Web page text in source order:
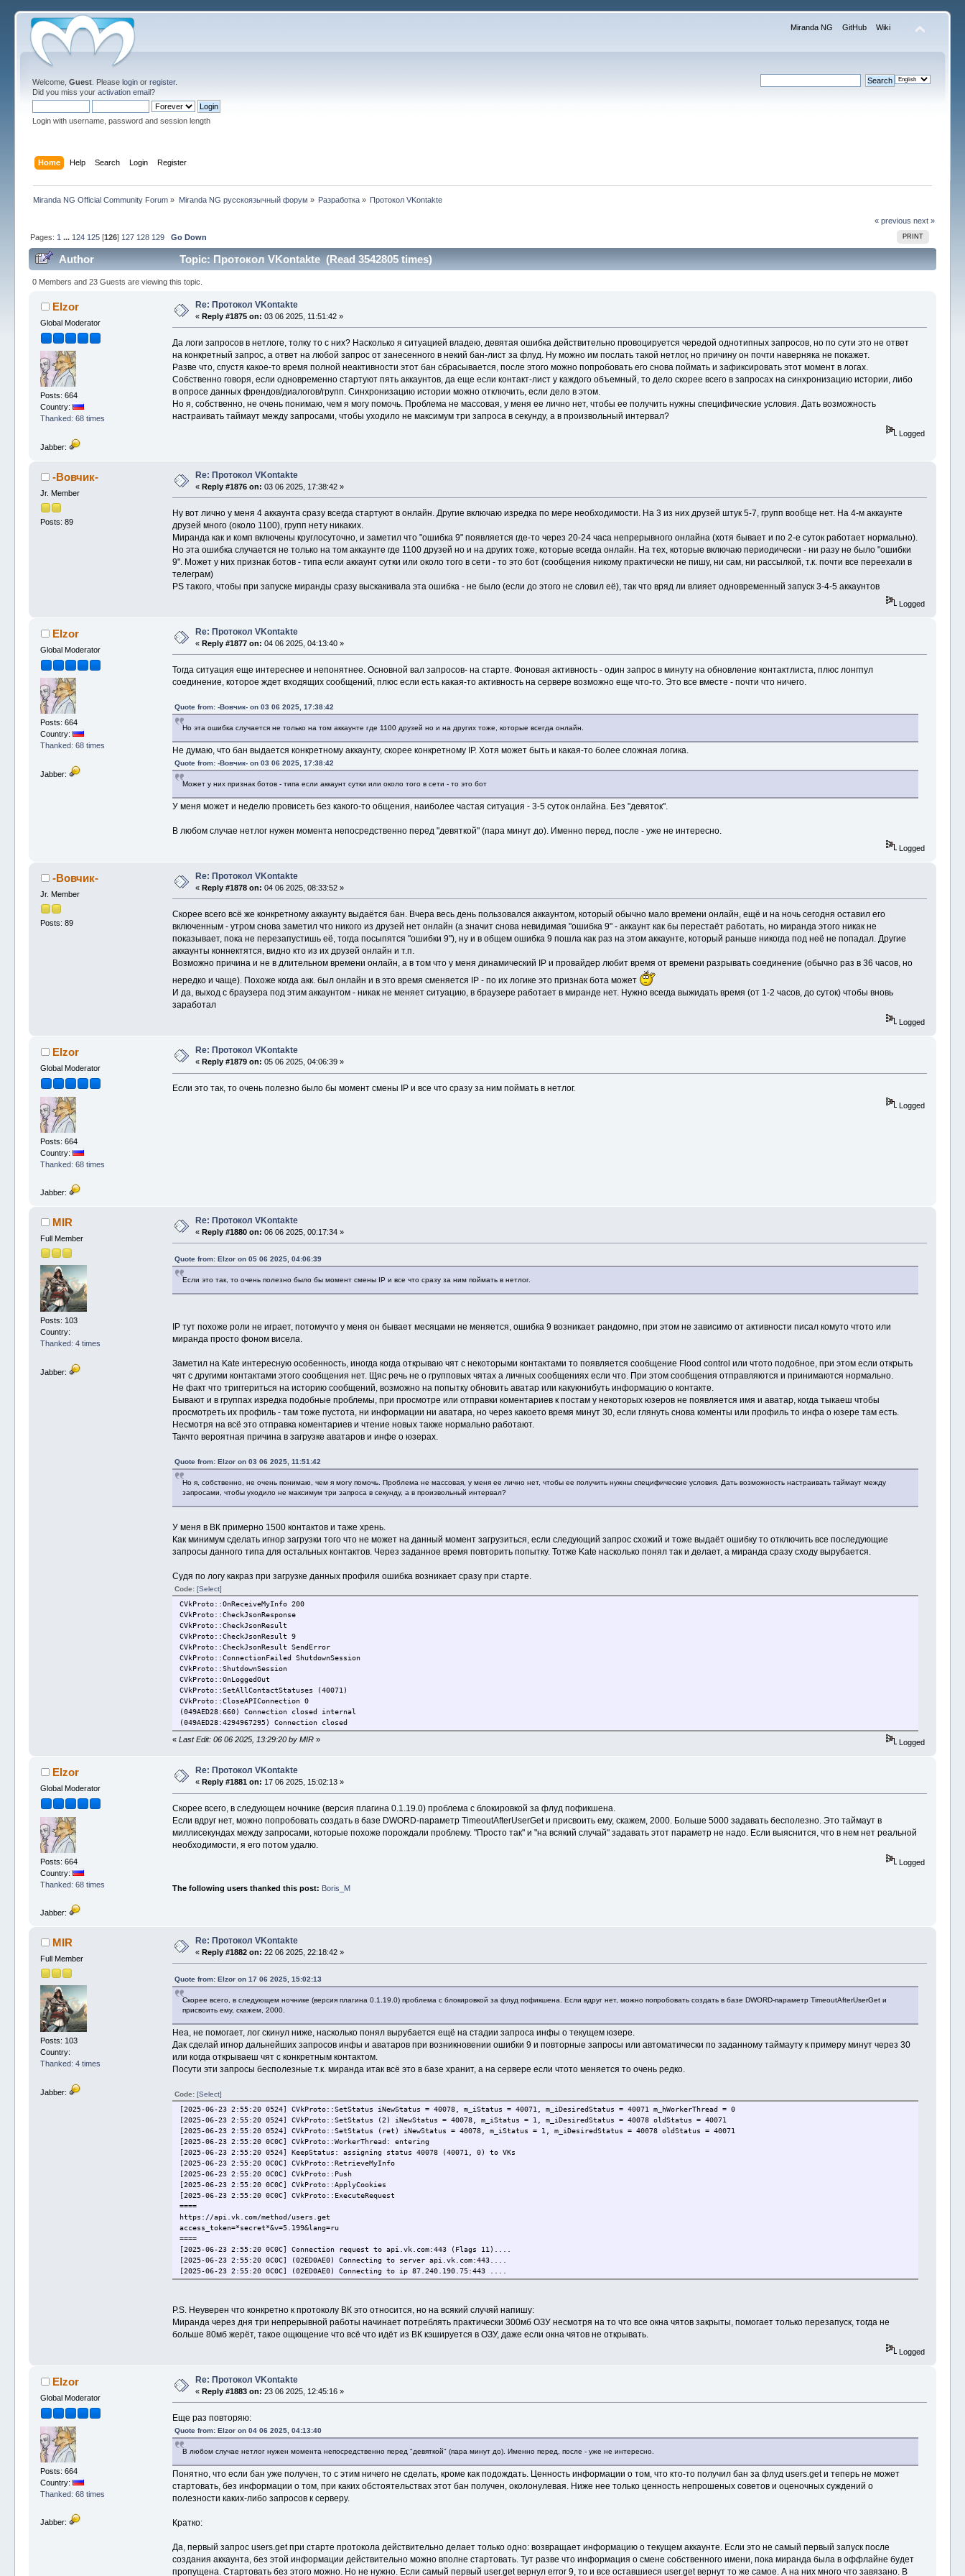
Miranda NG GitHub Wiki
Welcome,Guest . Pleaselogin orregister.
Did you miss youractivation email?
Login with username, password and session length
Home Help Search Login Register
Miranda NG Official Community Forum » Miranda NG русскоязычный форум » Разработка » Протокол VKontakte
« previous next »
PRINT
Pages: 1 ... 124 125 [126] 127 128 129 Go Down
Author Topic: Протокол VKontakte (Read 3542805 times)
0 Members and 23 Guests are viewing this topic.
Elzor
Global Moderator
Posts: 664
Country:
Thanked: 68 times
Jabber:
Re: Протокол VKontakte
«Reply #1875 on: 03 06 2025, 11:51:42 »
Да логи запросов в нетлоге, толку то с них? Насколько я ситуацией владею, девятая ошибка действительно провоцируется чередой однотипных запросов, но по сути это не ответ
на конкретный запрос, а ответ на любой запрос от занесенного в некий бан-лист за флуд. Ну можно им послать такой нетлог, но причину он почти наверняка не покажет.
Разве что, спустя какое-то время полной неактивности этот бан сбрасывается, после этого можно попробовать его снова поймать и зафиксировать этот момент в логах.
Собственно говоря, если одновременно стартуют пять аккаунтов, да еще если контакт-лист у каждого объемный, то дело скорее всего в запросах на синхронизацию истории, либо
в опросе данных френдов/диалогов/групп. Синхронизацию истории можно отключить, если дело в этом.
Но я, собственно, не очень понимаю, чем я могу помочь. Проблема не массовая, у меня ее лично нет, чтобы ее получить нужны специфические условия. Дать возможность
настраивать таймаут между запросами, чтобы уходило не максимум три запроса в секунду, а в произвольный интервал?
Logged
-Вовчик-
Jr. Member
Posts: 89
Re: Протокол VKontakte
«Reply #1876 on: 03 06 2025, 17:38:42 »
Ну вот лично у меня 4 аккаунта сразу всегда стартуют в онлайн. Другие включаю изредка по мере необходимости. На 3 из них друзей штук 5-7, групп вообще нет. На 4-м аккаунте
друзей много (около 1100), групп нету никаких.
Миранда как и комп включены круглосуточно, и заметил что "ошибка 9" появляется где-то через 20-24 часа непрерывного онлайна (хотя бывает и по 2-е суток работает нормально).
Но эта ошибка случается не только на том аккаунте где 1100 друзей но и на других тоже, которые всегда онлайн. На тех, которые включаю периодически - ни разу не было "ошибки
9". Может у них признак ботов - типа если аккаунт сутки или около того в сети - то это бот (сообщения никому практически не пишу, ни сам, ни рассылкой, т.к. почти все переехали в
телеграм)
PS такого, чтобы при запуске миранды сразу выскакивала эта ошибка - не было (если до этого не словил её), так что вряд ли влияет одновременный запуск 3-4-5 аккаунтов
Logged
Elzor
Global Moderator
Posts: 664
Country:
Thanked: 68 times
Jabber:
Re: Протокол VKontakte
«Reply #1877 on: 04 06 2025, 04:13:40 »
Тогда ситуация еще интереснее и непонятнее. Основной вал запросов- на старте. Фоновая активность - один запрос в минуту на обновление контактлиста, плюс лонгпул
соединение, которое ждет входящих сообщений, плюс если есть какая-то активность на сервере возможно еще что-то. Это все вместе - почти что ничего.
Quote from: -Вовчик- on 03 06 2025, 17:38:42
Но эта ошибка случается не только на том аккаунте где 1100 друзей но и на других тоже, которые всегда онлайн.
Не думаю, что бан выдается конкретному аккаунту, скорее конкретному IP. Хотя может быть и какая-то более сложная логика.
Quote from: -Вовчик- on 03 06 2025, 17:38:42
Может у них признак ботов - типа если аккаунт сутки или около того в сети - то это бот
У меня может и неделю провисеть без какого-то общения, наиболее частая ситуация - 3-5 суток онлайна. Без "девяток".
В любом случае нетлог нужен момента непосредственно перед "девяткой" (пара минут до). Именно перед, после - уже не интересно.
Logged
-Вовчик-
Jr. Member
Posts: 89
Re: Протокол VKontakte
«Reply #1878 on: 04 06 2025, 08:33:52 »
Скорее всего всё же конкретному аккаунту выдаётся бан. Вчера весь день пользовался аккаунтом, который обычно мало времени онлайн, ещё и на ночь сегодня оставил его
включенным - утром снова заметил что никого из друзей нет онлайн (а значит снова невидимая "ошибка 9" - аккаунт как бы перестаёт работать, но миранда этого никак не
показывает, пока не перезапустишь её, тогда посыпятся "ошибки 9"), ну и в общем ошибка 9 пошла как раз на этом аккаунте, который раньше никогда под неё не попадал. Другие
аккаунты коннектятся, видно кто из их друзей онлайн и т.п.
Возможно причина и не в длительном времени онлайн, а в том что у меня динамический IP и провайдер любит время от времени разрывать соединение (обычно раз в 36 часов, но
нередко и чаще). Похоже когда акк. был онлайн и в это время сменяется IP - по их логике это признак бота может
И да, выход с браузера под этим аккаунтом - никак не меняет ситуацию, в браузере работает в миранде нет. Нужно всегда выжидать время (от 1-2 часов, до суток) чтобы вновь
заработал
Logged
Elzor
Global Moderator
Posts: 664
Country:
Thanked: 68 times
Jabber:
Re: Протокол VKontakte
«Reply #1879 on: 05 06 2025, 04:06:39 »
Если это так, то очень полезно было бы момент смены IP и все что сразу за ним поймать в нетлог.
Logged
MIR
Full Member
Posts: 103
Country:
Thanked: 4 times
Jabber:
Re: Протокол VKontakte
«Reply #1880 on: 06 06 2025, 00:17:34 »
Quote from: Elzor on 05 06 2025, 04:06:39
Если это так, то очень полезно было бы момент смены IP и все что сразу за ним поймать в нетлог.
IP тут похоже роли не играет, потомучто у меня он бывает месяцами не меняется, ошибка 9 возникает рандомно, при этом не зависимо от активности писал комуто чтото или
миранда просто фоном висела.
Заметил на Kate интересную особенность, иногда когда открываю чят с некоторыми контактами то появляется сообщение Flood control или чтото подобное, при этом если открыть
чят с другими контактами этого сообщения нет. Щяс речь не о групповых чятах а личных сообщениях если что. При этом сообщения отправляются и принимаются нормально.
Не факт что триггериться на историю сообщений, возможно на попытку обновить аватар или какуюнибуть информацию о контакте.
Бывают и в группах изредка подобные проблемы, при просмотре или отправки коментариев к постам у некоторых юзеров не появляется имя и аватар, когда тыкаеш чтобы
просмотреть их профиль - там тоже пустота, ни информации ни аватара, но через какоето время минут 30, если глянуть снова коменты или профиль то инфа о юзере там есть.
Несмотря на всё это отправка коментариев и чтение новых также нормально работают.
Такчто вероятная причина в загрузке аватаров и инфе о юзерах.
Quote from: Elzor on 03 06 2025, 11:51:42
Но я, собственно, не очень понимаю, чем я могу помочь. Проблема не массовая, у меня ее лично нет, чтобы ее получить нужны специфические условия. Дать возможность настраивать таймаут между
запросами, чтобы уходило не максимум три запроса в секунду, а в произвольный интервал?
У меня в ВК примерно 1500 контактов и таже хрень.
Как минимум сделать игнор загрузки того что не может на данный момент загрузиться, если следующий запрос схожий и тоже выдаёт ошибку то отключить все последующие
запросы данного типа для остальных контактов. Через заданное время повторить попытку. Тотже Kate насколько понял так и делает, а миранда сразу сходу вырубается.
Судя по логу какраз при загрузке данных профиля ошибка возникает сразу при старте.
Code: [Select]
CVkProto::OnReceiveMyInfo 200
CVkProto::CheckJsonResponse
CVkProto::CheckJsonResult
CVkProto::CheckJsonResult 9
CVkProto::CheckJsonResult SendError
CVkProto::ConnectionFailed ShutdownSession
CVkProto::ShutdownSession
CVkProto::OnLoggedOut
CVkProto::SetAllContactStatuses (40071)
CVkProto::CloseAPIConnection 0
(049AED28:660) Connection closed internal
(049AED28:4294967295) Connection closed
« Last Edit: 06 06 2025, 13:29:20 by MIR» Logged
Elzor
Global Moderator
Posts: 664
Country:
Thanked: 68 times
Jabber:
Re: Протокол VKontakte
«Reply #1881 on: 17 06 2025, 15:02:13 »
Скорее всего, в следующем ночнике (версия плагина 0.1.19.0) проблема с блокировкой за флуд пофикшена.
Если вдруг нет, можно попробовать создать в базе DWORD-параметр TimeoutAfterUserGet и присвоить ему, скажем, 2000. Больше 5000 задавать бесполезно. Это таймаут в
миллисекундах между запросами, которые похоже порождали проблему. "Просто так" и "на всякий случай" задавать этот параметр не надо. Если выяснится, что в нем нет реальной
необходимости, я его потом удалю.
Logged
The following users thanked this post: Boris_M
MIR
Full Member
Posts: 103
Country:
Thanked: 4 times
Jabber:
Re: Протокол VKontakte
«Reply #1882 on: 22 06 2025, 22:18:42 »
Quote from: Elzor on 17 06 2025, 15:02:13
Скорее всего, в следующем ночнике (версия плагина 0.1.19.0) проблема с блокировкой за флуд пофикшена. Если вдруг нет, можно попробовать создать в базе DWORD-параметр TimeoutAfterUserGet и
присвоить ему, скажем, 2000.
Неа, не помогает, лог скинул ниже, насколько понял вырубается ещё на стадии запроса инфы о текущем юзере.
Дак сделай игнор дальнейших запросов инфы и аватаров при возникновении ошибки 9 и повторные запросы или автоматически по заданному таймауту к примеру минут через 30
или когда открываеш чят с конкретным контактом.
Посути эти запросы бесполезные т.к. миранда итак всё это в базе хранит, а на сервере если чтото меняется то очень редко.
Code: [Select]
[2025-06-23 2:55:20 0524] CVkProto::SetStatus iNewStatus = 40078, m_iStatus = 40071, m_iDesiredStatus = 40071 m_hWorkerThread = 0
[2025-06-23 2:55:20 0524] CVkProto::SetStatus (2) iNewStatus = 40078, m_iStatus = 1, m_iDesiredStatus = 40078 oldStatus = 40071
[2025-06-23 2:55:20 0524] CVkProto::SetStatus (ret) iNewStatus = 40078, m_iStatus = 1, m_iDesiredStatus = 40078 oldStatus = 40071
[2025-06-23 2:55:20 0C0C] CVkProto::WorkerThread: entering
[2025-06-23 2:55:20 0524] KeepStatus: assigning status 40078 (40071, 0) to VKs
[2025-06-23 2:55:20 0C0C] CVkProto::RetrieveMyInfo
[2025-06-23 2:55:20 0C0C] CVkProto::Push
[2025-06-23 2:55:20 0C0C] CVkProto::ApplyCookies
[2025-06-23 2:55:20 0C0C] CVkProto::ExecuteRequest
====
https://api.vk.com/method/users.get
access_token=*secret*&v=5.199&lang=ru
====
[2025-06-23 2:55:20 0C0C] Connection request to api.vk.com:443 (Flags 11)....
[2025-06-23 2:55:20 0C0C] (02ED0AE0) Connecting to server api.vk.com:443....
[2025-06-23 2:55:20 0C0C] (02ED0AE0) Connecting to ip 87.240.190.75:443 ....
[2025-06-23 2:55:20 0C0C] (580) Connected to api.vk.com:443
[2025-06-23 2:55:20 0C0C] CVkProto::GrabCookies: remixir=DELETED; expires=Thu, 01 Jan 1970 00:00:01 GMT; path=/; domain=.vk.com; secure; HttpOnly
[2025-06-23 2:55:20 0C0C] CVkProto::SaveCookies: httoken=*
[2025-06-23 2:55:20 0C0C] CVkProto::OnReceiveMyInfo 200
[2025-06-23 2:55:20 0C0C] CVkProto::CheckJsonResult 9
[2025-06-23 2:55:20 0C0C] CVkProto::CheckJsonResult SendError
[2025-06-23 2:55:20 0C0C] CVkProto::ConnectionFailed ShutdownSession
[2025-06-23 2:55:20 0C0C] CVkProto::SetAllContactStatuses (40071)
[2025-06-23 2:55:20 0C0C] CVkProto::CloseAPIConnection 0
[2025-06-23 2:55:20 0C0C] (02ED0AE0:580) Connection closed internal
[2025-06-23 2:55:20 0C0C] (02ED0AE0:4294967295) Connection closed
[2025-06-23 2:55:20 0C0C] CVkProto::WorkerThread: leaving m_bTerminated = 1
P.S. Неуверен что конкретно к протоколу ВК это относится, но на всякий случяй напишу:
Миранда через дня три непрерывной работы начинает потреблять практически 300мб ОЗУ несмотря на то что все окна чятов закрыты, помогает только перезапуск, тогда не
больше 80мб жерёт, такое ощющение что всё что идёт из ВК кэшируется в ОЗУ, даже если окна чятов не открывать.
Logged
Elzor
Global Moderator
Posts: 664
Country:
Thanked: 68 times
Jabber:
Re: Протокол VKontakte
«Reply #1883 on: 23 06 2025, 12:45:16 »
Еще раз повторяю:
Quote from: Elzor on 04 06 2025, 04:13:40
В любом случае нетлог нужен момента непосредственно перед "девяткой" (пара минут до). Именно перед, после - уже не интересно.
Понятно, что если бан уже получен, то с этим ничего не сделать, кроме как подождать. Ценность информации о том, что кто-то получил бан за флуд users.get и теперь не может
стартовать, без информации о том, при каких обстоятельствах этот бан получен, околонулевая. Ниже нее только ценность непрошеных советов и оценочных суждений о
полезности каких-либо запросов к серверу.
Кратко:
Да, первый запрос users.get при старте протокола действительно делает только одно: возвращает информацию о текущем аккаунте. Если это не самый первый запуск после
создания аккаунта, без этой информации действительно можно вполне стартовать. Тут разве что информация о смене собственного имени, пока миранда была в оффлайне будет
пропущена. Стартовать без этого можно. Но не нужно. Если самый первый user.get вернул error 9, то и все оставшиеся user.get вернут то же самое. А на них много что завязано. В